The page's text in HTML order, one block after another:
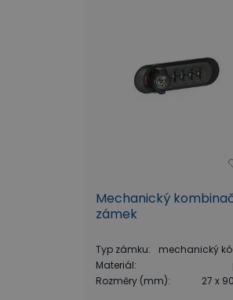
Mechanický
zámek
Typ zámku:
mechanický
Materiál:
Rozměry (mm): 27 x